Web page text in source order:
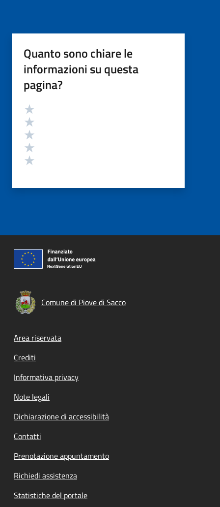
Quanto sono chiare le
informazioni su questa
pagina?
Valutazione
Comune di Piove di Sacco
Footer menu
Area riservata
Crediti
Informativa privacy
Note legali
Dichiarazione di accessibilità
Contatti
Prenotazione appuntamento
Richiedi assistenza
Statistiche del portale